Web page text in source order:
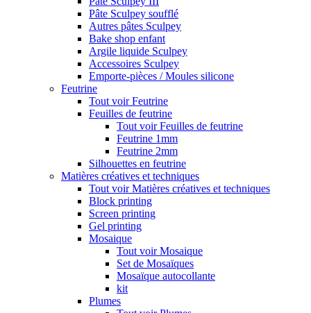
Pâte Sculpey soufflé
Autres pâtes Sculpey
Bake shop enfant
Argile liquide Sculpey
Accessoires Sculpey
Emporte-pièces / Moules silicone
Feutrine
Tout voir Feutrine
Feuilles de feutrine
Tout voir Feuilles de feutrine
Feutrine 1mm
Feutrine 2mm
Silhouettes en feutrine
Matières créatives et techniques
Tout voir Matières créatives et techniques
Block printing
Screen printing
Gel printing
Mosaique
Tout voir Mosaique
Set de Mosaïques
Mosaïque autocollante
kit
Plumes